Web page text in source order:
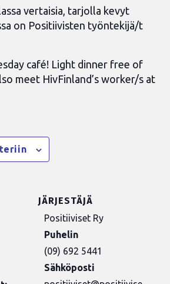
vertaisia, tarjolla kevyt
on Positiivisten työntekijä/t
café! Light dinner free of
meet HivFinland’s worker/s at
JÄRJESTÄJÄ
Positiiviset Ry
Puhelin
(09) 692 5441
Sähköposti